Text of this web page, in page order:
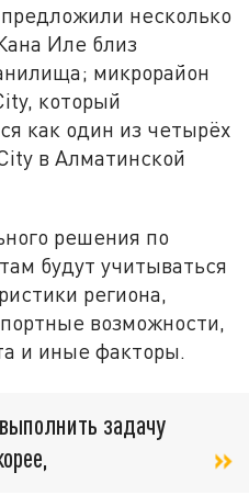
несколько
Иле близ
микрорайон
который
как один из четырёх
в Алматинской
решения по
будут учитываться
региона,
возможности,
и иные факторы.
задачу